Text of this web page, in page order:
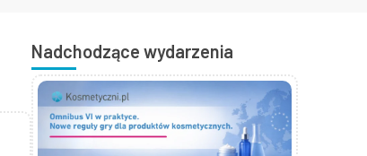
Nadchodzące wydarzenia